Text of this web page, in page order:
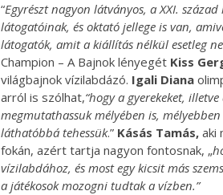
“Egyrészt nagyon látványos, a XXI.
látogatóinak, és oktató jellege is van,
látogatók, amit a kiállítás nélkül esetleg
Champion – A Bajnok lényegét Kiss
világbajnok vízilabdázó. Igali Diana
arról is szólhat,“hogy a gyerekeket,
megmutathassuk mélyében is,
láthatóbbá tehessük.” Kásás Tamás, aki
fokán, azért tartja nagyon fontosnak, „
vízilabdához, és most egy kicsit más
a játékosok mozogni tudtak a vízben.”